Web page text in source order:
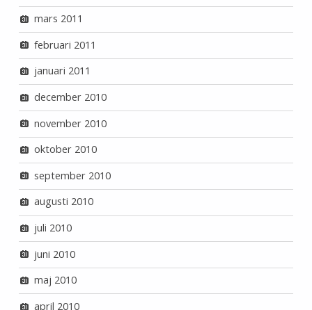
mars 2011
februari 2011
januari 2011
december 2010
november 2010
oktober 2010
september 2010
augusti 2010
juli 2010
juni 2010
maj 2010
april 2010